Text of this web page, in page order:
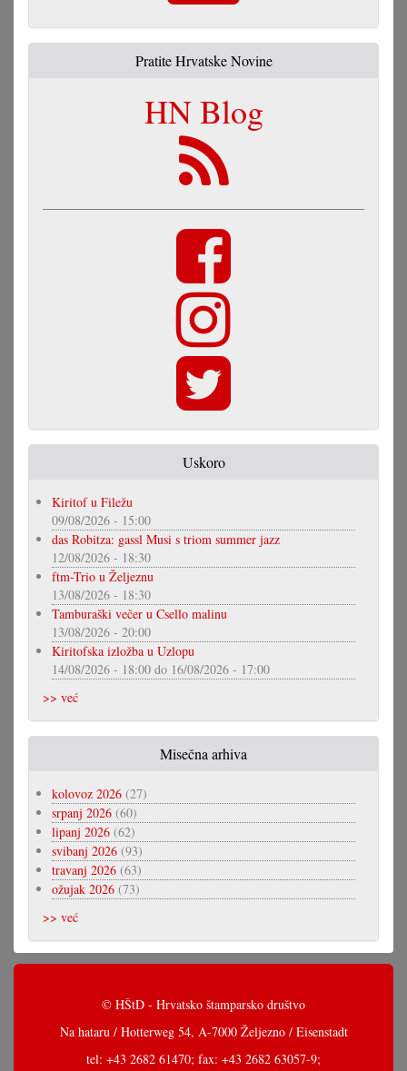
Pratite Hrvatske Novine
HN Blog
Uskoro
Kiritof u Filežu
09/08/2026 - 15:00
das Robitza: gassl Musi s triom summer jazz
12/08/2026 - 18:30
ftm-Trio u Željeznu
13/08/2026 - 18:30
Tamburaški večer u Csello malinu
13/08/2026 - 20:00
Kiritofska izložba u Uzlopu
14/08/2026 - 18:00 do 16/08/2026 - 17:00
>> već
Misečna arhiva
kolovoz 2026 (27)
srpanj 2026 (60)
lipanj 2026 (62)
svibanj 2026 (93)
travanj 2026 (63)
ožujak 2026 (73)
>> već
© HŠtD - Hrvatsko štamparsko društvo
Na hataru / Hotterweg 54, A-7000 Željezno / Eisenstadt
tel: +43 2682 61470; fax: +43 2682 63057-9;